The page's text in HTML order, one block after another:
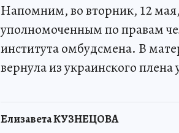
Напомним, во вторник, 12 мая,
уполномоченным по правам
института омбудсмена. В
вернула из украинского
Елизавета КУЗНЕЦОВА